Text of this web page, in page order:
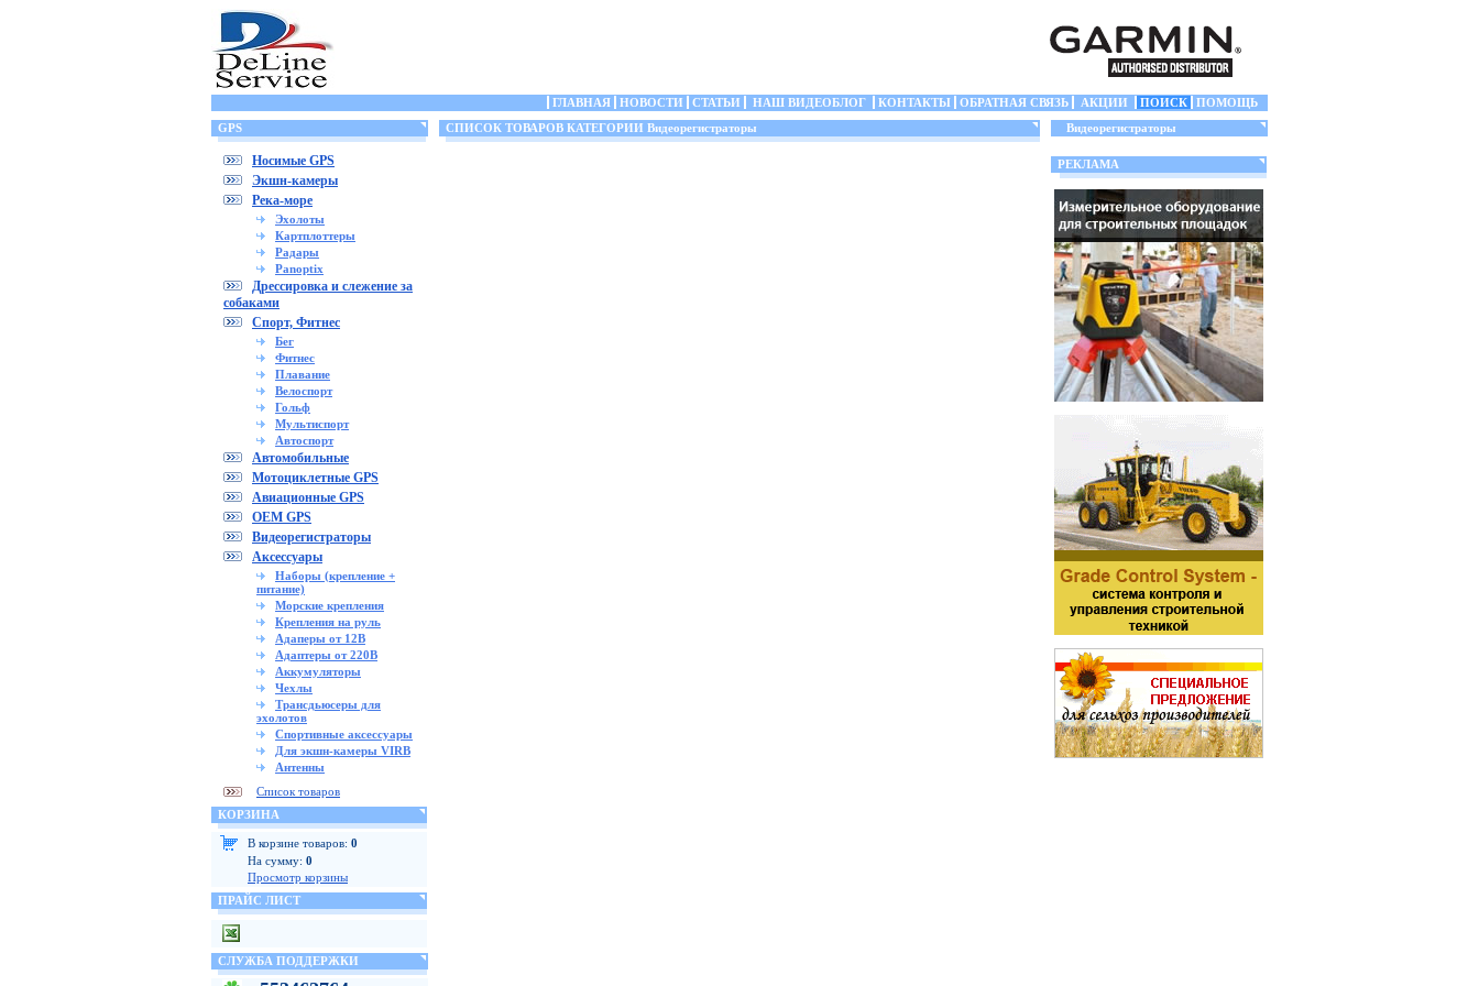
ГЛАВНАЯ НОВОСТИ СТАТЬИ НАШ ВИДЕОБЛОГ КОНТАКТЫ ОБРАТНАЯ СВЯЗЬ АКЦИИ ПОИСК
ПОМОЩЬ
GPS
Носимые GPS
Экшн-камеры
Река-море
Эхолоты
Картплоттеры
Радары
Panoptix
Дрессировка и слежение за
собаками
Спорт, Фитнес
Бег
Фитнес
Плавание
Велоспорт
Гольф
Мультиспорт
Автоспорт
Автомобильные
Мотоциклетные GPS
Авиационные GPS
OEM GPS
Видеорегистраторы
Аксессуары
Наборы (крепление +
питание)
Морские крепления
Крепления на руль
Адаперы от 12В
Адаптеры от 220В
Аккумуляторы
Чехлы
Трансдьюсеры для
эхолотов
Спортивные аксессуары
Для экшн-камеры VIRB
Антенны
Список товаров
КОРЗИНА
В корзине товаров: 0
На сумму: 0
Просмотр корзины
ПРАЙС ЛИСТ
СЛУЖБА ПОДДЕРЖКИ
СПИСОК ТОВАРОВ КАТЕГОРИИ Видеорегистраторы Видеорегистраторы
РЕКЛАМА